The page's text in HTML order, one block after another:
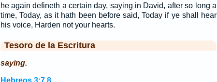
he again defineth a certain day, saying in David, after so long a
time, Today, as it hath been before said, Today if ye shall hear
his voice, Harden not your hearts.
Tesoro de la Escritura
saying.
Hebreos 3:7,8